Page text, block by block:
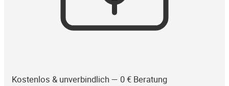
Kostenlos & unverbindlich — 0 € Beratung